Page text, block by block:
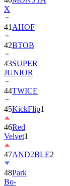
41
42 BTOB
43SUPER
JUNIOR
44TWICE
45KickFlip
46Red
Velvet
47AND2BLE
48Park
Bo-
young